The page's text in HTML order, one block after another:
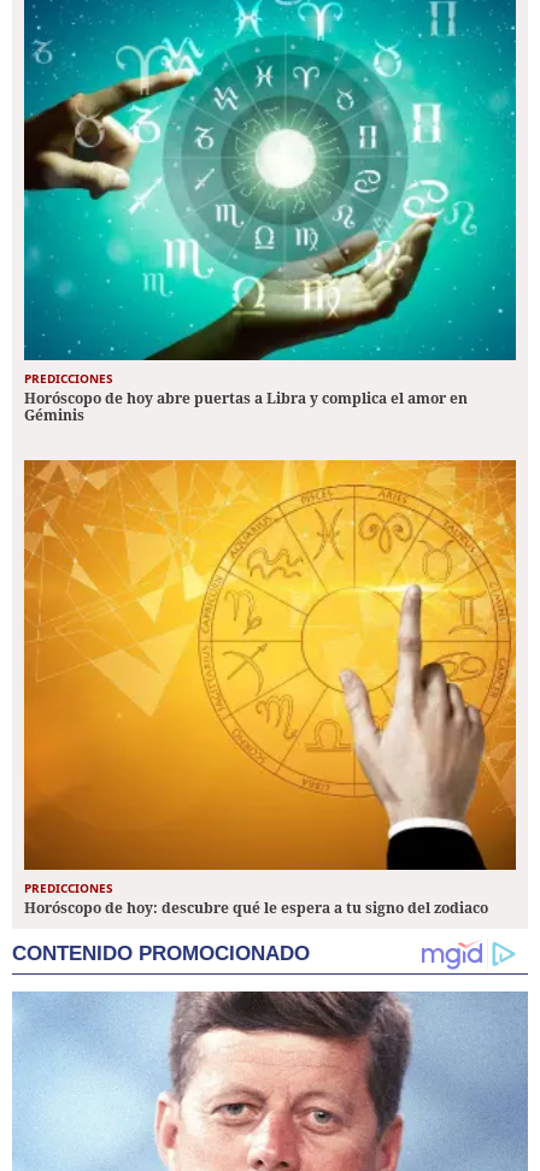
PREDICCIONES
Horóscopo de hoy abre puertas a Libra y complica el amor en
Géminis
PREDICCIONES
Horóscopo de hoy: descubre qué le espera a tu signo del zodiaco
CONTENIDO PROMOCIONADO